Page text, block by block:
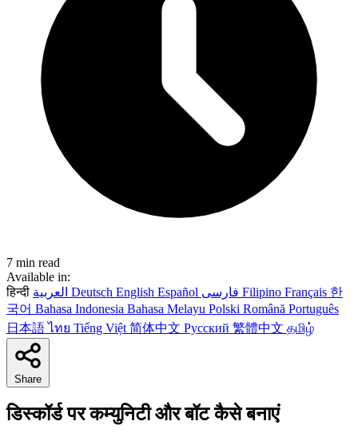
7 min read
Available in:
हिन्दी
Deutsch English Español Filipino Français 한
국어 Bahasa Indonesia Bahasa Melayu Polski Română Português
日本語ไทย Tiếng Việt 简体中文 Русский 繁體中文 தமிழ்
Share
डिस्कॉर्ड पर कम्युनिटी और बॉट कैसे बनाएं